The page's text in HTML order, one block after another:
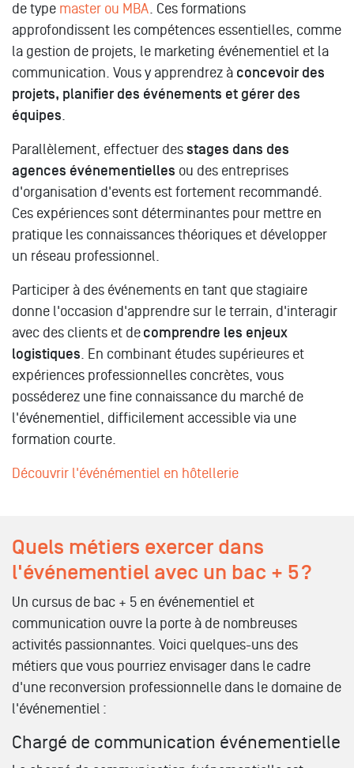
de type master ou MBA. Ces formations
approfondissent les compétences essentielles, comme
la gestion de projets, le marketing événementiel et la
communication. Vous y apprendrez à concevoir des
projets, planifier des événements et gérer des
équipes.
Parallèlement, effectuer des stages dans des
agences événementielles ou des entreprises
d'organisation d'events est fortement recommandé.
Ces expériences sont déterminantes pour mettre en
pratique les connaissances théoriques et développer
un réseau professionnel.
Participer à des événements en tant que stagiaire
donne l'occasion d'apprendre sur le terrain, d'interagir
avec des clients et de comprendre les enjeux
logistiques. En combinant études supérieures et
expériences professionnelles concrètes, vous
posséderez une fine connaissance du marché de
l'événementiel, difficilement accessible via une
formation courte.
Découvrir l'événémentiel en hôtellerie
Quels métiers exercer dans
l'événementiel avec un bac + 5 ?
Un cursus de bac + 5 en événementiel et
communication ouvre la porte à de nombreuses
activités passionnantes. Voici quelques-uns des
métiers que vous pourriez envisager dans le cadre
d'une reconversion professionnelle dans le domaine de
l'événementiel :
Chargé de communication événementielle